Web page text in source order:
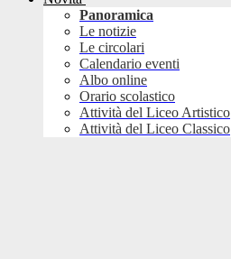
Panoramica
Le notizie
Le circolari
Calendario eventi
Albo online
Orario scolastico
Attività del Liceo Artistico
Attività del Liceo Classico